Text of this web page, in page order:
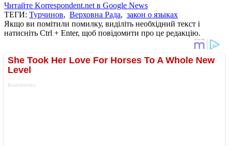
Читайте Korrespondent.net в Google News
ТЕГИ: Турчинов, Верховна Рада, закон о языках
Якщо ви помітили помилку, виділіть необхідний текст і
натисніть Ctrl + Enter, щоб повідомити про це редакцію.